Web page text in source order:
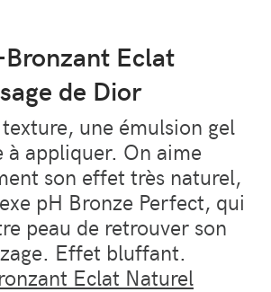
Eclat
de Dior
une émulsion gel
à appliquer. On aime
son effet très naturel,
pH Bronze Perfect, qui
peau de retrouver son
Effet bluffant.
Eclat Naturel